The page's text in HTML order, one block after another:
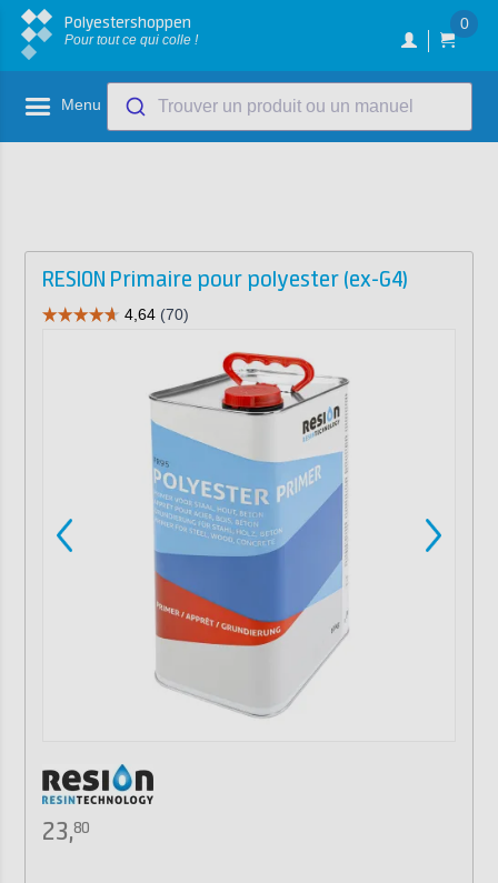
Polyestershoppen
Pour tout ce qui colle !
0
Menu Trouver un produit ou un manuel
RESION Primaire pour polyester (ex-G4)
23,80